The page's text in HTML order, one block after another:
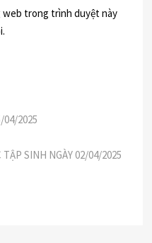
web trong trình duyệt này
04/2025
SINH NGÀY 02/04/2025